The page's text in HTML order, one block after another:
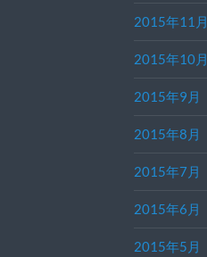
2015年11月
2015年10月
2015年9月
2015年8月
2015年7月
2015年6月
2015年5月